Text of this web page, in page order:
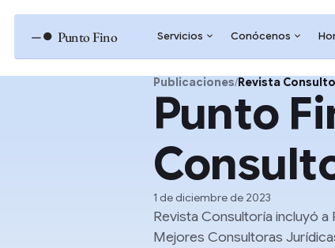
–● Punto Fino Servicios Conócenos
Publicaciones/Revista
Punto
1 de diciembre de 2023
Revista Consultoría incluyó a
Mejores Consultoras